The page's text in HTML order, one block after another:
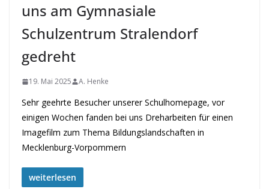
uns am Gymnasiale
Schulzentrum Stralendorf
gedreht
19. Mai 2025 A. Henke
Sehr geehrte Besucher unserer Schulhomepage, vor
einigen Wochen fanden bei uns Dreharbeiten für einen
Imagefilm zum Thema Bildungslandschaften in
Mecklenburg-Vorpommern
weiterlesen